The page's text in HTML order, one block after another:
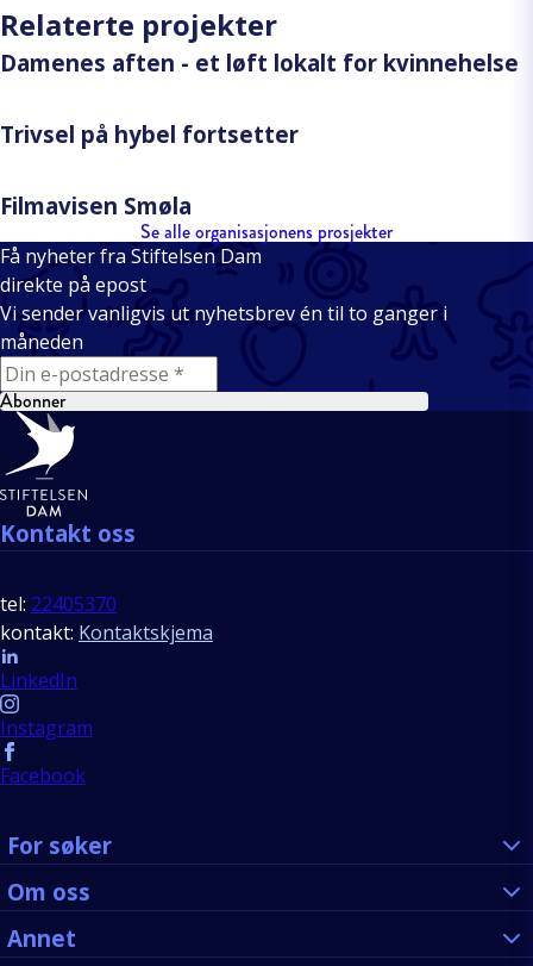
Relaterte projekter
Damenes aften - et løft lokalt for kvinnehelse
Trivsel på hybel fortsetter
Filmavisen Smøla
Se alle organisasjonens prosjekter
Få nyheter fra Stiftelsen Dam
direkte på epost
Vi sender vanligvis ut nyhetsbrev én til to ganger i
måneden
E-mail
Abonner
Bunntekst
Kontakt oss
tel: 22405370
kontakt: Kontaktskjema
Follow us
LinkedIn
Instagram
Facebook
For søker
Om oss
Annet